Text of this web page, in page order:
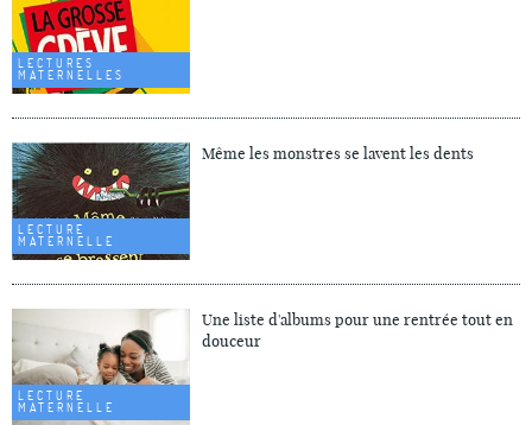
LECTURES
MATERNELLES
LECTURE
MATERNELLE
Même les monstres se lavent les dents
LECTURE
MATERNELLE
Une liste d'albums pour une rentrée tout en
douceur